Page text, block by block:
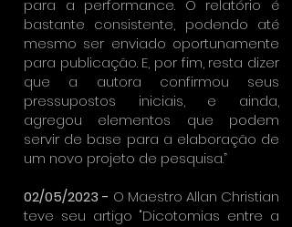
para a performance. O relatório é
bastante consistente, podendo até
mesmo ser enviado oportunamente
para publicação. E, por fim, resta dizer
que a autora confirmou seus
pressupostos iniciais, e ainda,
agregou elementos que podem
servir de base para a elaboração de
um novo projeto de pesquisa.”
02/05/2023 - O Maestro Allan Christian
teve seu artigo "Dicotomias entre a